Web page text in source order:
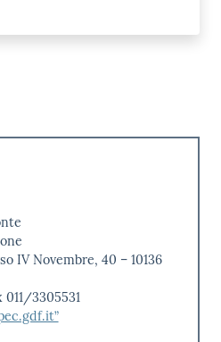
IV Novembre, 40 – 10136
011/3305531